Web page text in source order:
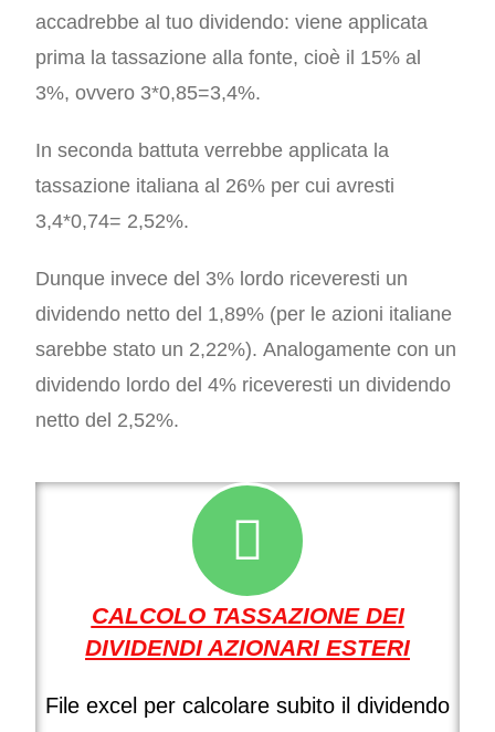
accadrebbe al tuo dividendo: viene applicata
prima la tassazione alla fonte, cioè il 15% al
3%, ovvero 3*0,85=3,4%.
In seconda battuta verrebbe applicata la
tassazione italiana al 26% per cui avresti
3,4*0,74= 2,52%.
Dunque invece del 3% lordo riceveresti un
dividendo netto del 1,89% (per le azioni italiane
sarebbe stato un 2,22%).Analogamente con un
dividendo lordo del 4% riceveresti un dividendo
netto del 2,52%.
CALCOLO TASSAZIONE DEI
DIVIDENDI AZIONARI ESTERI
File excel per calcolare subito il dividendo